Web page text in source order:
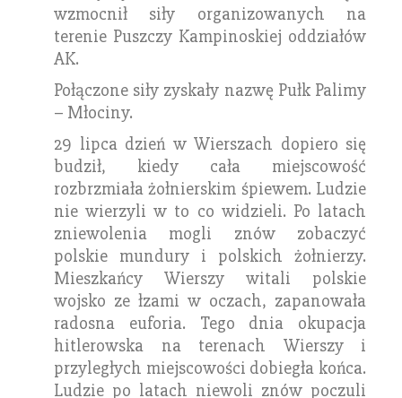
wzmocnił siły organizowanych na
terenie Puszczy Kampinoskiej oddziałów
AK.
Połączone siły zyskały nazwę Pułk Palimy
– Młociny.
29 lipca dzień w Wierszach dopiero się
budził, kiedy cała miejscowość
rozbrzmiała żołnierskim śpiewem. Ludzie
nie wierzyli w to co widzieli. Po latach
zniewolenia mogli znów zobaczyć
polskie mundury i polskich żołnierzy.
Mieszkańcy Wierszy witali polskie
wojsko ze łzami w oczach, zapanowała
radosna euforia. Tego dnia okupacja
hitlerowska na terenach Wierszy i
przyległych miejscowości dobiegła końca.
Ludzie po latach niewoli znów poczuli